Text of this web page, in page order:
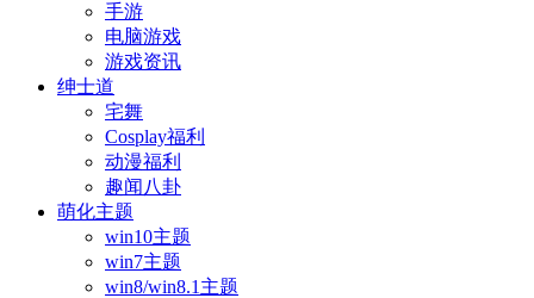
手游
电脑游戏
游戏资讯
绅士道
宅舞
Cosplay福利
动漫福利
趣闻八卦
萌化主题
win10主题
win7主题
win8/win8.1主题